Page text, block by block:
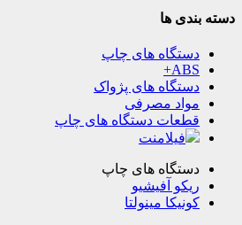
دسته بندی ها
دستگاه های چاپ
ABS+
دستگاه های پژواک
مواد مصرفی
قطعات دستگاه های چاپ
فیلامنت
دستگاه های چاپ
ریکو آفیشیو
کونیکا مینولتا